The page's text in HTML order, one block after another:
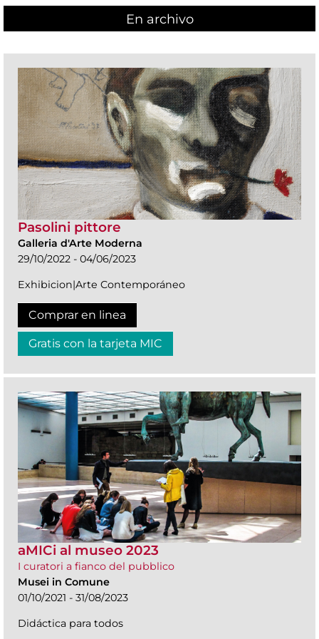
En archivo
Pasolini pittore
Galleria d'Arte Moderna
29/10/2022 - 04/06/2023
Exhibicion|Arte Contemporáneo
Comprar en linea
Gratis con la tarjeta MIC
aMICi al museo 2023
I curatori a fianco del pubblico
Musei in Comune
01/10/2021 - 31/08/2023
Didáctica para todos